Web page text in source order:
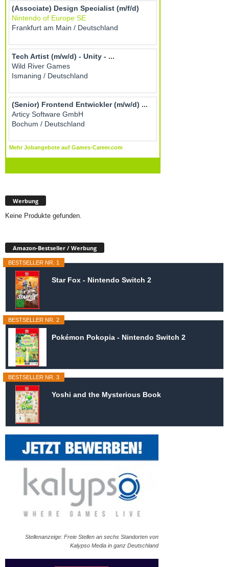
Werbung
Keine Produkte gefunden.
Amazon-Bestseller / Werbung
BESTSELLER NR. 1
Star Fox - Nintendo Switch 2
BESTSELLER NR. 2
Pokémon Pokopia - Nintendo Switch 2
BESTSELLER NR. 3
Yoshi and the Mysterious Book
Stellenanzeige: Freie Stellen an sechs Standorten von
Kalypso Media in ganz Deutschland